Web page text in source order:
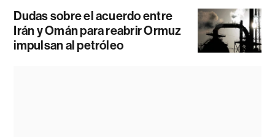
Dudas sobre el acuerdo entre
Irán y Omán para reabrir Ormuz
impulsan al petróleo